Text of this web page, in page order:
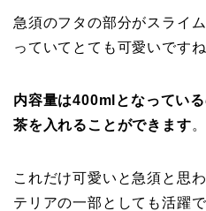
急須のフタの部分がスライ
っていてとても可愛いですね
内容量は400mlとなってい
茶を入れることができます。
これだけ可愛いと急須と思
テリアの一部としても活躍